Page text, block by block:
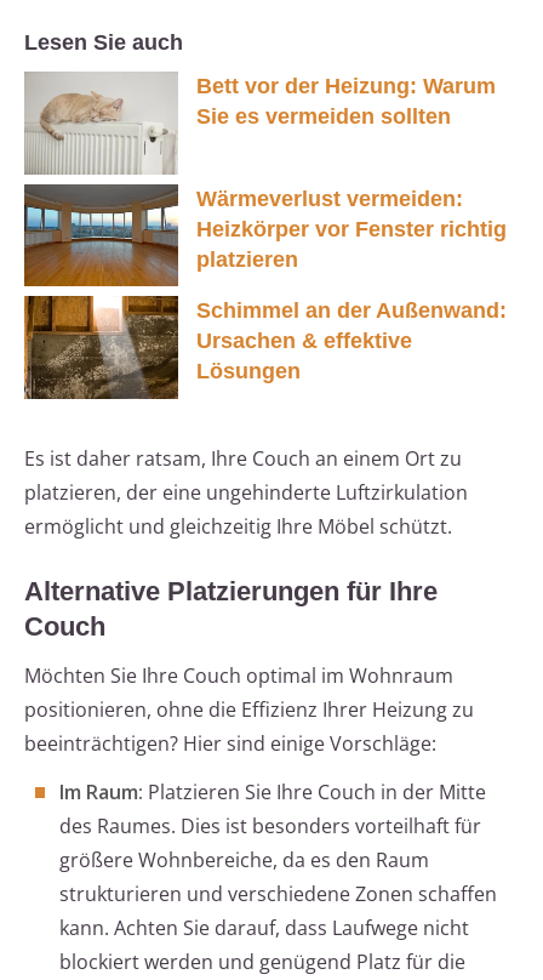
Lesen Sie auch
Bett vor der Heizung: Warum
Sie es vermeiden sollten
Wärmeverlust vermeiden:
Heizkörper vor Fenster richtig
platzieren
Schimmel an der Außenwand:
Ursachen & effektive
Lösungen
Es ist daher ratsam, Ihre Couch an einem Ort zu
platzieren, der eine ungehinderte Luftzirkulation
ermöglicht und gleichzeitig Ihre Möbel schützt.
Alternative Platzierungen für Ihre
Couch
Möchten Sie Ihre Couch optimal im Wohnraum
positionieren, ohne die Effizienz Ihrer Heizung zu
beeinträchtigen? Hier sind einige Vorschläge:
Im Raum: Platzieren Sie Ihre Couch in der Mitte
des Raumes. Dies ist besonders vorteilhaft für
größere Wohnbereiche, da es den Raum
strukturieren und verschiedene Zonen schaffen
kann. Achten Sie darauf, dass Laufwege nicht
blockiert werden und genügend Platz für die